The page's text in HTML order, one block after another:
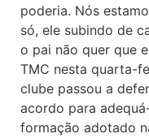
poderia. Nós
só, ele subindo de
o pai não quer que
TMC nesta quarta-
clube passou a
acordo para
formação adotado